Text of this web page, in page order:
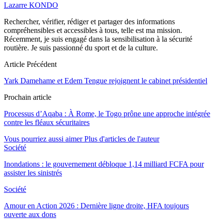
Lazarre KONDO
Rechercher, vérifier, rédiger et partager des informations
compréhensibles et accessibles à tous, telle est ma mission.
Récemment, je suis engagé dans la sensibilisation à la sécurité
routière. Je suis passionné du sport et de la culture.
Article Précédent
Yark Damehame et Edem Tengue rejoignent le cabinet présidentiel
Prochain article
Processus d’Aqaba : À Rome, le Togo prône une approche intégrée
contre les fléaux sécuritaires
Vous pourriez aussi aimer Plus d'articles de l'auteur
Société
Inondations : le gouvernement débloque 1,14 milliard FCFA pour
assister les sinistrés
Société
Amour en Action 2026 : Dernière ligne droite, HFA toujours
ouverte aux dons